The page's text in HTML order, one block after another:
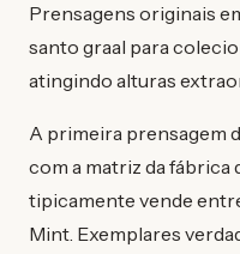
Prensagens originais
santo graal para
atingindo alturas
A primeira prensagem
com a matriz da
tipicamente vende
Mint. Exemplares